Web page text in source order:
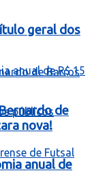
anual de
geral dos
de
nova!